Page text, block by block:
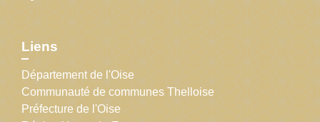
Liens
Département de l'Oise
Communauté de communes Thelloise
Préfecture de l'Oise